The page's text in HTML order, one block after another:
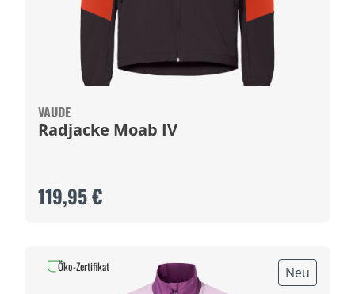
VAUDE
Radjacke Moab IV
119,95 €
Neu
Öko-Zertifikat